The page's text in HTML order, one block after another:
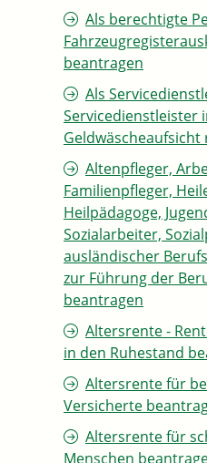
Als berechtigte
beantragen
Als
Servicedienstleister
Altenpfleger,
Familienpfleger,
Heilpädagoge,
Sozialarbeiter,
ausländischer
zur Führung der
beantragen
Altersrente -
in den Ruhestand
Altersrente für
Versicherte
Altersrente für
Menschen